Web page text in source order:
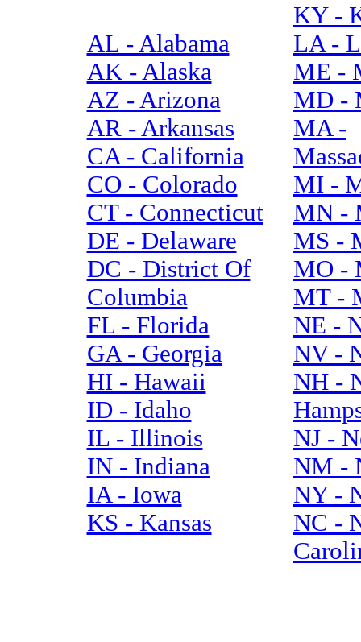
AL - Alabama
AK - Alaska
AZ - Arizona
AR - Arkansas
CA - California
CO - Colorado
CT - Connecticut
DE - Delaware
DC - District Of
Columbia
FL - Florida
GA - Georgia
HI - Hawaii
ID - Idaho
IL - Illinois
IN - Indiana
IA - Iowa
KS - Kansas
KY -
LA -
ME -
MD -
MA -
MI -
MN -
MS -
MO -
MT -
NE -
NV -
NH -
NJ -
NM -
NY -
NC -